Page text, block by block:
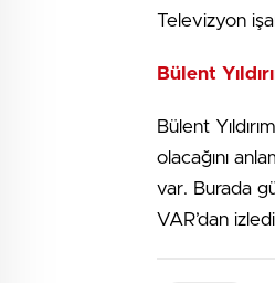
Televizyon
Bülent
Bülent
olacağını
var. Burada
VAR’dan